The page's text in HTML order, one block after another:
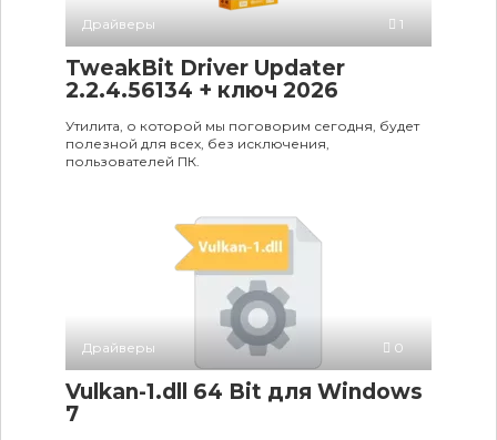
Драйверы 1
TweakBit Driver Updater
2.2.4.56134 + ключ 2026
Утилита, о которой мы поговорим сегодня, будет
полезной для всех, без исключения,
пользователей ПК.
Драйверы 0
Vulkan-1.dll 64 Bit для Windows
7